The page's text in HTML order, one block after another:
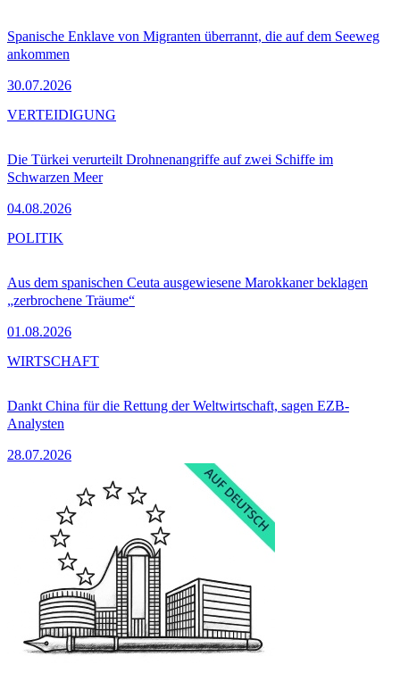
Spanische Enklave von Migranten überrannt, die auf dem Seeweg
ankommen
30.07.2026
Die Türkei verurteilt Drohnenangriffe auf zwei Schiffe im
Schwarzen Meer
04.08.2026
VERTEIDIGUNG
Aus dem spanischen Ceuta ausgewiesene Marokkaner beklagen
„zerbrochene Träume“
01.08.2026
POLITIK
Dankt China für die Rettung der Weltwirtschaft, sagen EZB-
Analysten
28.07.2026
WIRTSCHAFT